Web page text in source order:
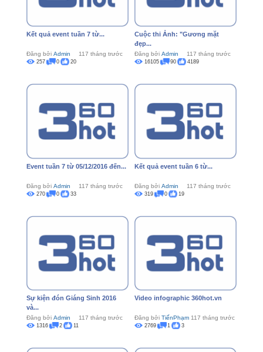
Kết quả event tuần 7 từ...
Đăng bởi Admin 117 tháng trước
257 0 20
Cuộc thi Ảnh: "Gương mặt
đẹp...
Đăng bởi Admin 117 tháng trước
16105 90 4189
Event tuần 7 từ 05/12/2016 đến...
Đăng bởi Admin 117 tháng trước
270 0 33
Kết quả event tuần 6 từ...
Đăng bởi Admin 117 tháng trước
319 0 19
Sự kiện đón Giáng Sinh 2016
và...
Đăng bởi Admin 117 tháng trước
1316 2 11
Video infographic 360hot.vn
Đăng bởi TiếnPhạm 117 tháng trước
2769 1 3